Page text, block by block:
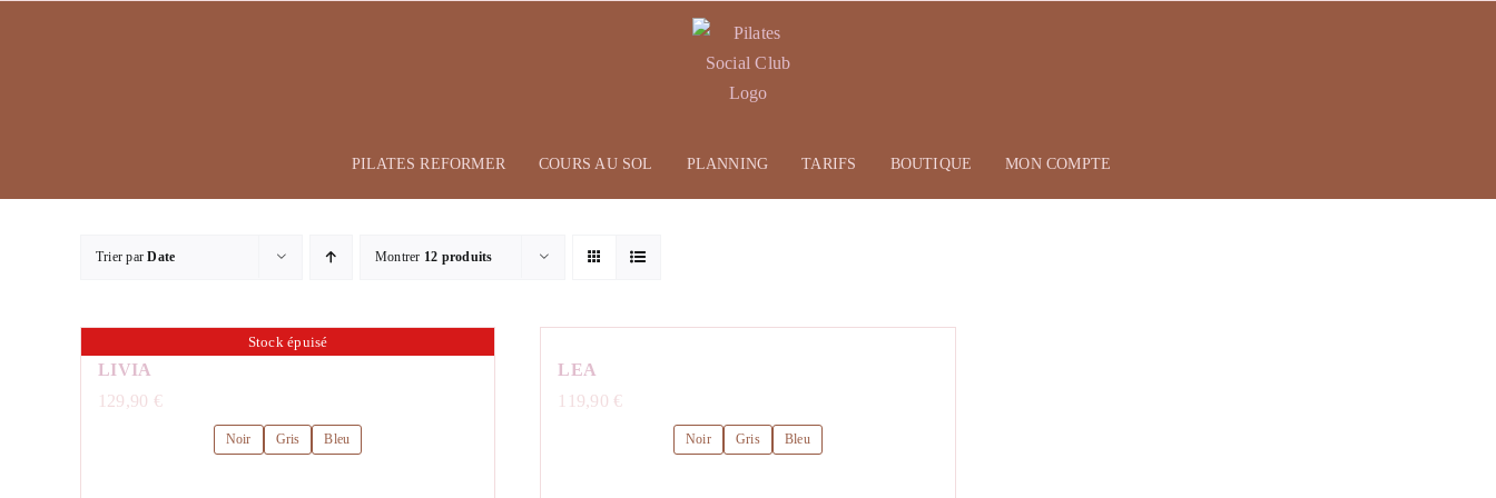
PILATES REFORMER COURS AU SOL PLANNING TARIFS BOUTIQUE MON COMPTE
Trier parDate Montrer 12 produits
Stock épuisé
LIVIA
129,90 €
Noir Gris Bleu
LEA
119,90 €
Noir Gris Bleu